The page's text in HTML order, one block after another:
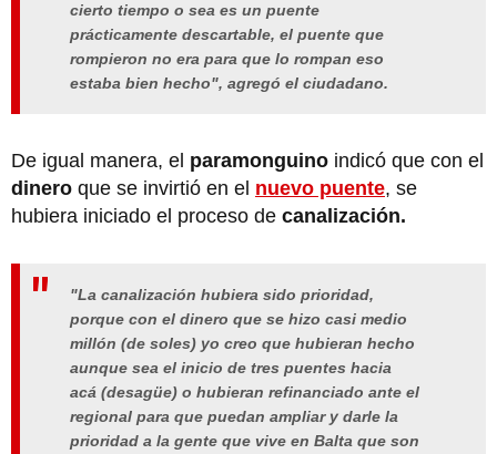
cierto tiempo o sea es un puente
prácticamente descartable, el puente que
rompieron no era para que lo rompan eso
estaba bien hecho", agregó el ciudadano.
De igual manera, el paramonguino indicó que con el
dinero que se invirtió en el nuevo puente, se
hubiera iniciado el proceso de canalización.
"La canalización hubiera sido prioridad,
porque con el dinero que se hizo casi medio
millón (de soles) yo creo que hubieran hecho
aunque sea el inicio de tres puentes hacia
acá (desagüe) o hubieran refinanciado ante el
regional para que puedan ampliar y darle la
prioridad a la gente que vive en Balta que son